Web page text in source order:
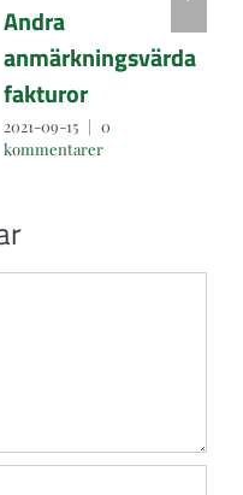
Andra
anmärkningsvärda
fakturor
2021-09-15 | 0
kommentarer